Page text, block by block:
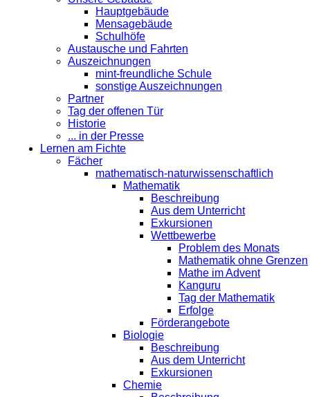
Hauptgebäude
Mensagebäude
Schulhöfe
Austausche und Fahrten
Auszeichnungen
mint-freundliche Schule
sonstige Auszeichnungen
Partner
Tag der offenen Tür
Historie
... in der Presse
Lernen am Fichte
Fächer
mathematisch-naturwissenschaftlich
Mathematik
Beschreibung
Aus dem Unterricht
Exkursionen
Wettbewerbe
Problem des Monats
Mathematik ohne Grenzen
Mathe im Advent
Kanguru
Tag der Mathematik
Erfolge
Förderangebote
Biologie
Beschreibung
Aus dem Unterricht
Exkursionen
Chemie